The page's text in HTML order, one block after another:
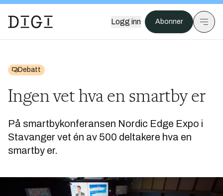
Logg inn Abonner
Debatt
Ingen vet hva en smartby er
På smartbykonferansen Nordic Edge Expo i
Stavanger vet én av 500 deltakere hva en
smartby er.